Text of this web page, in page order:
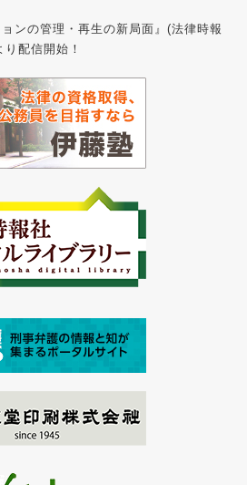
ンの管理・再生の新局面』(法律時報
配信開始！